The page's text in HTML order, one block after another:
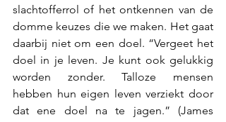
slachtofferrol of het ontkennen van de
domme keuzes die we maken. Het gaat
daarbij niet om een doel. “Vergeet het
doel in je leven. Je kunt ook gelukkig
worden zonder. Talloze mensen
hebben hun eigen leven verziekt door
dat ene doel na te jagen.” (James